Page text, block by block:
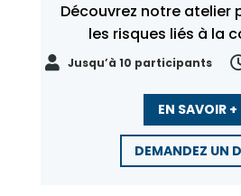
Découvrez notre atelier
les risques liés à la
 Jusqu’à 10 participants
EN SAVOIR +
DEMANDEZ UN